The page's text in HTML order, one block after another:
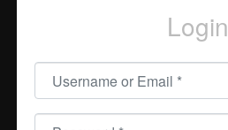
Login
Username or Email
Password